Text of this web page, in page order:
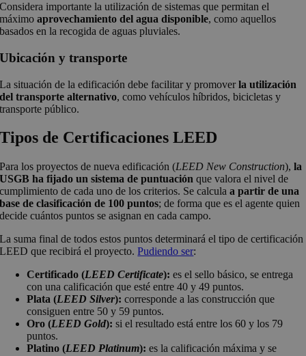
Considera importante la utilización de sistemas que permitan el
máximoaprovechamiento del agua disponible, como aquellos
basados en la recogida de aguas pluviales.
Ubicación y transporte
La situación de la edificación debe facilitar y promoverla utilización
del transporte alternativo, como vehículos híbridos, bicicletas y
transporte público.
Tipos de Certificaciones LEED
Para los proyectos de nueva edificación (LEED New Construction),la
USGB ha fijado un sistema de puntuación que valora el nivel de
cumplimiento de cada uno de los criterios. Se calculaa partir de una
base de clasificación de 100 puntos; de forma que es el agente quien
decide cuántos puntos se asignan en cada campo.
La suma final de todos estos puntos determinará el tipo de certificación
LEED que recibirá el proyecto.Pudiendo ser:
Certificado (LEED Certificate): es el sello básico, se entrega
con una calificación que esté entre 40 y 49 puntos.
Plata (LEED Silver): corresponde a las construcción que
consiguen entre 50 y 59 puntos.
Oro (LEED Gold): si el resultado está entre los 60 y los 79
puntos.
Platino (LEED Platinum): es la calificación máxima y se